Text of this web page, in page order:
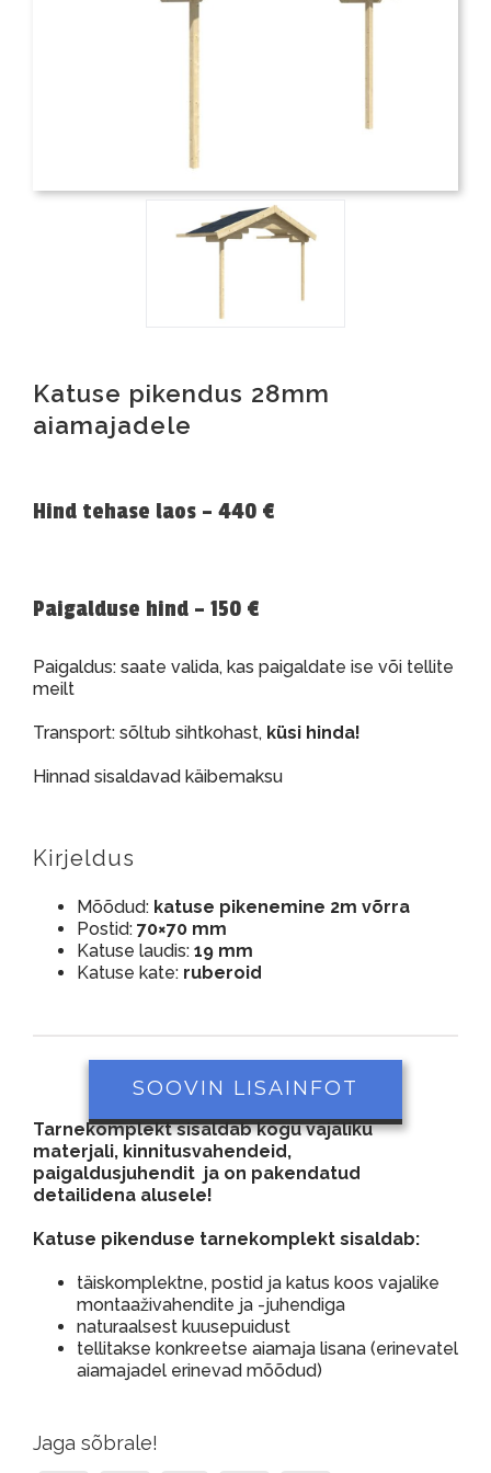
Katuse pikendus 28mm
aiamajadele
Hind tehase laos – 440 €
Paigalduse hind – 150 €
Paigaldus: saate valida, kas paigaldate ise või tellite
meilt
Transport: sõltub sihtkohast, küsi hinda!
Hinnad sisaldavad käibemaksu
Kirjeldus
Mõõdud: katuse pikenemine 2m võrra
Postid: 70×70 mm
Katuse laudis: 19 mm
Katuse kate: ruberoid
SOOVIN LISAINFOT
Tarnekomplekt sisaldab kogu vajaliku
materjali, kinnitusvahendeid,
paigaldusjuhendit ja on pakendatud
detailidena alusele!
Katuse pikenduse tarnekomplekt sisaldab:
täiskomplektne, postid ja katus koos vajalike
montaaživahendite ja -juhendiga
naturaalsest kuusepuidust
tellitakse konkreetse aiamaja lisana (erinevatel
aiamajadel erinevad mõõdud)
Jaga sõbrale!